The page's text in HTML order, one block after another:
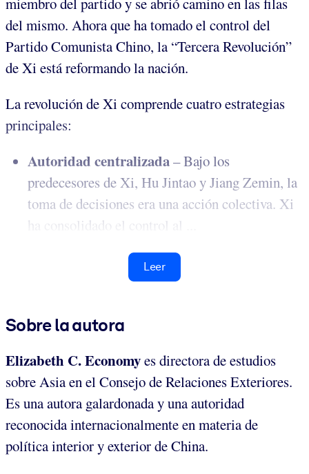
del mismo. Ahora que ha tomado el control del
Partido Comunista Chino, la “Tercera Revolución”
de Xi está reformando la nación.
La revolución de Xi comprende cuatro estrategias
principales:
Autoridad centralizada– Bajo los
predecesores de Xi, Hu Jintao y Jiang Zemin, la
toma de decisiones era una acción colectiva. Xi
ha consolidado el control al ...
Leer
Sobre la autora
Elizabeth C. Economyes directora de estudios
sobre Asia en el Consejo de Relaciones Exteriores.
Es una autora galardonada y una autoridad
reconocida internacionalmente en materia de
política interior y exterior de China.